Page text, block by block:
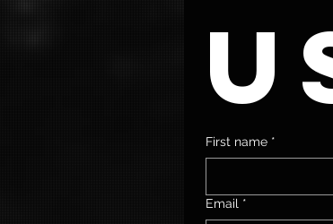
First name *
Email *